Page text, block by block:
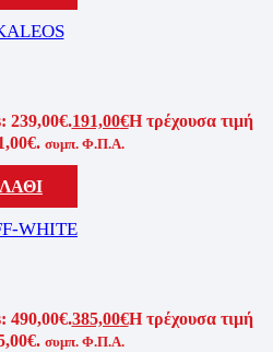
239,00€.191,00€Η τρέχουσα τιμή
συμπ. Φ.Π.Α.
WHITE
490,00€.385,00€Η τρέχουσα τιμή
συμπ. Φ.Π.Α.